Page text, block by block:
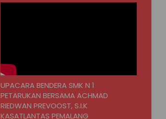
UPACARA BENDERA SMK N 1
PETARUKAN BERSAMA ACHMAD
RIEDWAN PREVOOST, S.I.K
KASATLANTAS PEMALANG